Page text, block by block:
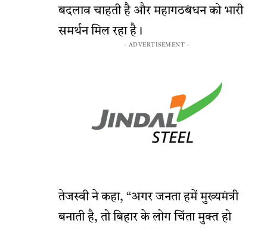
बदलाव चाहती है और महागठबंधन को भारी
समर्थन मिल रहा है।
- ADVERTISEMENT -
तेजस्वी ने कहा, “अगर जनता हमें मुख्यमंत्री
बनाती है, तो बिहार के लोग चिंता मुक्त हो